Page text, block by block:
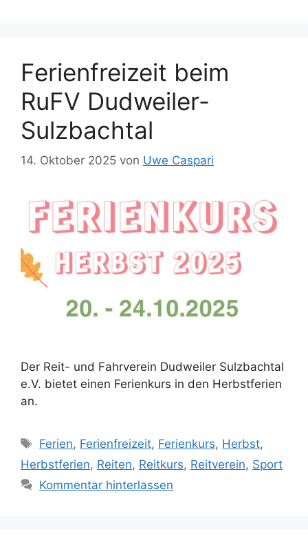
Ferienfreizeit beim
RuFV Dudweiler-
Sulzbachtal
14. Oktober 2025 von Uwe Caspari
Der Reit- und Fahrverein Dudweiler Sulzbachtal
e.V. bietet einen Ferienkurs in den Herbstferien
an.
Schlagwörter
Ferien, Ferienfreizeit, Ferienkurs, Herbst,
Herbstferien, Reiten, Reitkurs, Reitverein, Sport
Kommentar hinterlassen